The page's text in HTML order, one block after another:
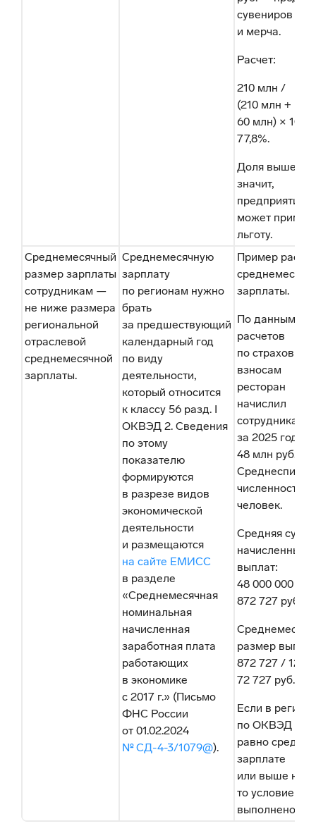
сувениров
и мерча.
Расчет:
210 млн /
(210 млн +
60 млн) ×
77,8%.
Доля выше
значит,
предприятие
может
льготу.
Среднемесячный
размер зарплаты
сотрудникам —
не ниже размера
региональной
отраслевой
среднемесячной
зарплаты.
Среднемесячную
зарплату
по регионам нужно
брать
за предшествующий
календарный год
по виду
деятельности,
который относится
к классу 56 разд. I
ОКВЭД 2. Сведения
по этому
показателю
формируются
в разрезе видов
экономической
деятельности
и размещаются
на сайте ЕМИСС
в разделе
«Среднемесячная
номинальная
начисленная
заработная плата
работающих
в экономике
с 2017 г.» (Письмо
ФНС России
от 01.02.2024
№ СД-4-3/1079@).
Пример
зарплаты.
По данным
расчетов
по страховым
взносам
ресторан
начислил
сотрудникам
за 2025 год
48 млн руб.
численность
человек.
Средняя
начисленных
выплат:
48 000 000 /
872 727 руб.
размер
872 727 / 12 =
72 727 руб.
Если в
по ОКВЭД 56
равно средней
зарплате
или выше нее,
то условие
выполнено.